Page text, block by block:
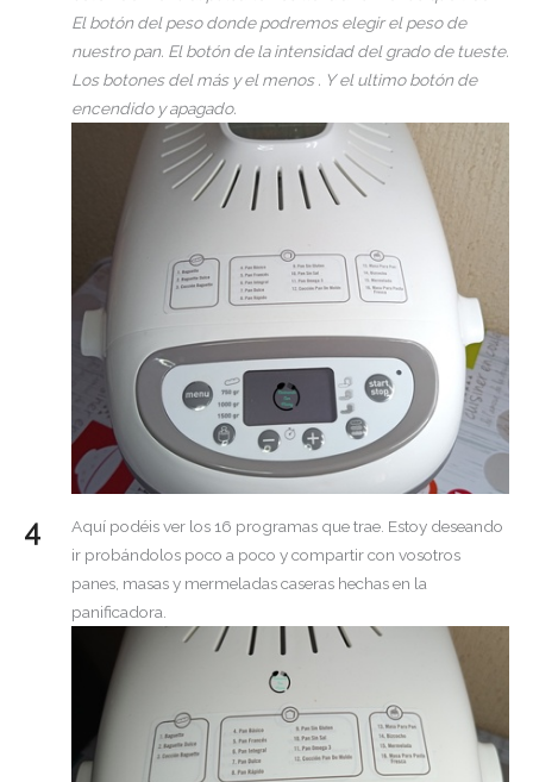
El botón del peso donde podremos elegir el peso de
nuestro pan. El botón de la intensidad del grado de tueste.
Los botones del más y el menos . Y el ultimo botón de
encendido y apagado.
Aquí podéis ver los 16 programas que trae. Estoy deseando
ir probándolos poco a poco y compartir con vosotros
panes, masas y mermeladas caseras hechas en la
panificadora.